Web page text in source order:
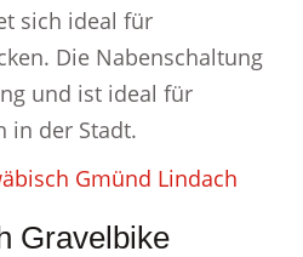
sich ideal für
Die Nabenschaltung
und ist ideal für
in der Stadt.
Gmünd Lindach
Gravelbike